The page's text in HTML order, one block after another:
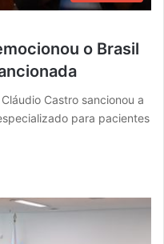
o Brasil
Castro sancionou a
para pacientes